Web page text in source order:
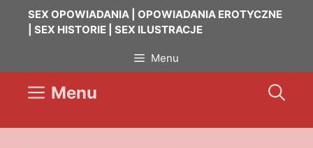
PrzejdźSEX OPOWIADANIA | OPOWIADANIA EROTYCZNE
| SEX HISTORIE | SEX ILUSTRACJE
Menu
Menu